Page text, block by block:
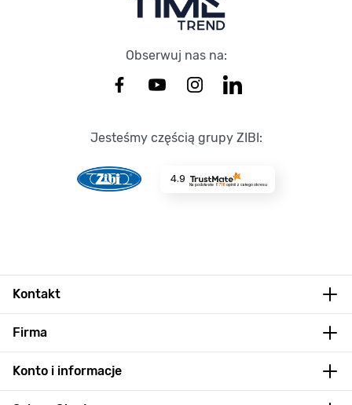
Obserwuj nas na:
Jesteśmy częścią grupy ZIBI:
4.9
Na podstawie 8718opinii z całego okresu
Kontakt
Firma
Konto i informacje